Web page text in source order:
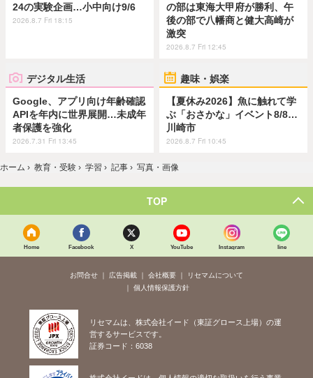
24の実験企画…小中向け9/6
2026.8.7 Fri 18:15
の部は東海大甲府が勝利、午
後の部で八幡商と健大高崎が
激突
2026.8.7 Fri 12:45
デジタル生活
Google、アプリ向け年齢確認
APIを年内に世界展開…未成年
者保護を強化
2026.7.31 Fri 13:45
趣味・娯楽
【夏休み2026】魚に触れて学
ぶ「おさかな」イベント8/8…
川崎市
2026.8.7 Fri 10:45
ホーム › 教育・受験 › 学習 › 記事 › 写真・画像
TOP
Home Facebook X YouTube Instagram line
お問合せ 広告掲載 会社概要
リセマムについて
個人情報保護方針
リセマムは、株式会社イード（東証グロース上場）の運
営するサービスです。
証券コード：6038